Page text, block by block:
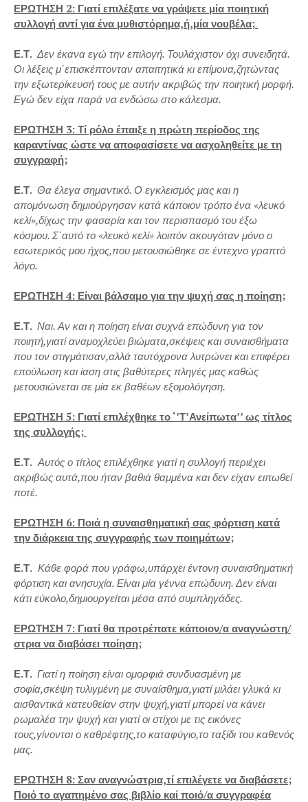
ΕΡΩΤΗΣΗ 2: Γιατί επιλέξατε να γράψετε μία ποιητική
συλλογή αντί για ένα μυθιστόρημα,ή,μία νουβέλα;
Ε.Τ.Δεν έκανα εγώ την επιλογή. Τουλάχιστον όχι συνειδητά.
Οι λέξεις μ΄επισκέπτονταν απαιτητικά κι επίμονα,ζητώντας
την εξωτερίκευσή τους με αυτήν ακριβώς την ποιητική μορφή.
Εγώ δεν είχα παρά να ενδώσω στο κάλεσμα.
ΕΡΩΤΗΣΗ 3: Τί ρόλο έπαιξε η πρώτη περίοδος της
καραντίνας ώστε να αποφασίσετε να ασχοληθείτε με τη
συγγραφή;
Ε.Τ. Θα έλεγα σημαντικό. Ο εγκλεισμός μας και η
απομόνωση δημιούργησαν κατά κάποιον τρόπο ένα «λευκό
κελί»,δίχως την φασαρία και τον περισπασμό του έξω
κόσμου. Σ΄αυτό το «λευκό κελί» λοιπόν ακουγόταν μόνο ο
εσωτερικός μου ήχος,που μετουσιώθηκε σε έντεχνο γραπτό
λόγο.
ΕΡΩΤΗΣΗ 4: Είναι βάλσαμο για την ψυχή σας η ποίηση;
Ε.Τ. Ναι. Αν και η ποίηση είναι συχνά επώδυνη για τον
ποιητή,γιατί αναμοχλεύει βιώματα,σκέψεις και συναισθήματα
που τον στιγμάτισαν,αλλά ταυτόχρονα λυτρώνει και επιφέρει
επούλωση και ίαση στις βαθύτερες πληγές μας καθώς
μετουσιώνεται σε μία εκ βαθέων εξομολόγηση.
ΕΡΩΤΗΣΗ 5: Γιατί επιλέχθηκε το ‘’Τ’Ανείπωτα’’ ως τίτλος
της συλλογής;
Ε.Τ. Αυτός ο τίτλος επιλέχθηκε γιατί η συλλογή περιέχει
ακριβώς αυτά,που ήταν βαθιά θαμμένα και δεν είχαν ειπωθεί
ποτέ.
ΕΡΩΤΗΣΗ 6: Ποιά η συναισθηματική σας φόρτιση κατά
την διάρκεια της συγγραφής των ποιημάτων;
Ε.Τ. Κάθε φορά που γράφω,υπάρχει έντονη συναισθηματική
φόρτιση και ανησυχία. Είναι μία γέννα επώδυνη. Δεν είναι
κάτι εύκολο,δημιουργείται μέσα από συμπληγάδες.
ΕΡΩΤΗΣΗ 7: Γιατί θα προτρέπατε κάποιον/α αναγνώστη/
στρια να διαβάσει ποίηση;
Ε.Τ. Γιατί η ποίηση είναι ομορφιά συνδυασμένη με
σοφία,σκέψη τυλιγμένη με συναίσθημα,γιατί μιλάει γλυκά κι
αισθαντικά κατευθείαν στην ψυχή,γιατί μπορεί να κάνει
ρωμαλέα την ψυχή και γιατί οι στίχοι με τις εικόνες
τους,γίνονται ο καθρέφτης,το καταφύγιο,το ταξίδι του καθενός
μας.
ΕΡΩΤΗΣΗ 8: Σαν αναγνώστρια,τί επιλέγετε να διαβάσετε;
Ποιό το αγαπημένο σας βιβλίο καί ποιό/α συγγραφέα